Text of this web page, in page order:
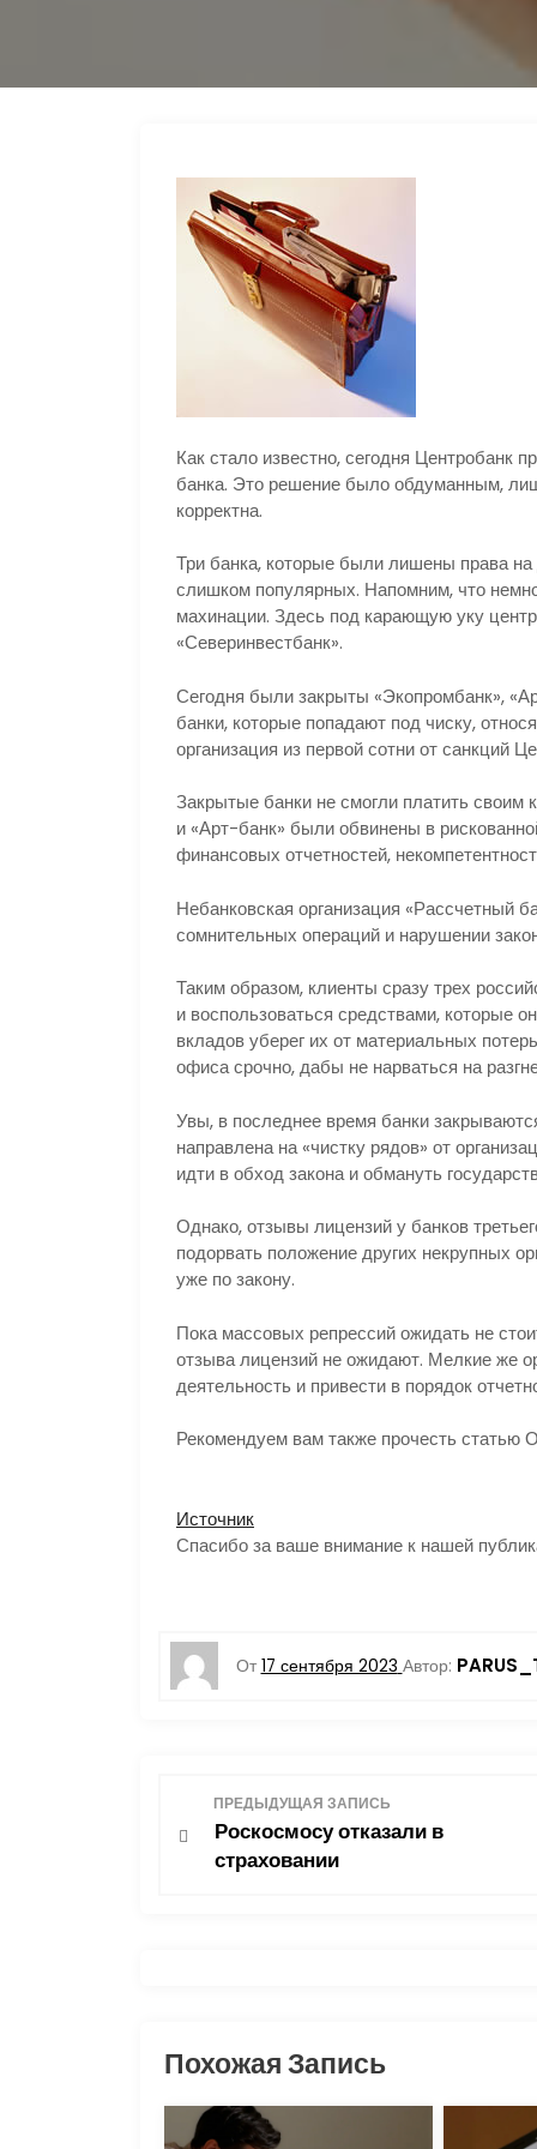
Как стало известно, сегодня Центробанк
банка. Это решение было обдуманным,
корректна.
Три банка, которые были лишены права
слишком популярных. Напомним, что
махинации. Здесь под карающую уку
«Северинвестбанк».
Сегодня были закрыты «Экопромбанк»,
банки, которые попадают под чиску,
организация из первой сотни от санкций
Закрытые банки не смогли платить своим
и «Арт-банк» были обвинены в
финансовых отчетностей,
Небанковская организация «Рассчетный
сомнительных операций и нарушении
Таким образом, клиенты сразу трех
и воспользоваться средствами, которые
вкладов уберег их от материальных
офиса срочно, дабы не нарваться на
Увы, в последнее время банки
направлена на «чистку рядов» от
идти в обход закона и обмануть
Однако, отзывы лицензий у банков
подорвать положение других некрупных
уже по закону.
Пока массовых репрессий ожидать не
отзыва лицензий не ожидают. Мелкие же
деятельность и привести в порядок
Рекомендуем вам также прочесть статью
Источник
Спасибо за ваше внимание к нашей
От 17 сентября 2023 Автор:
а
ц
ПРЕДЫДУЩАЯ ЗАПИСЬ
Роскосмосу отказали в
страховании
Похожая Запись
а